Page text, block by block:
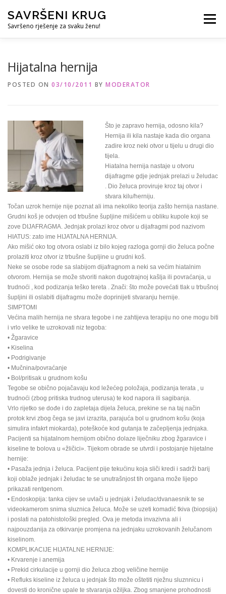
content
SAVRŠENI KRUG
Savršeno rješenje za svaku ženu!
Menu
Hijatalna hernija
POSTED ON 03/10/2011 BY MODERATOR
Što je zapravo hernija, odosno kila?
Hernija ili kila nastaje kada dio organa
zadire kroz neki otvor u tijelu u drugi dio
tijela.
Hiatalna hernija nastaje u otvoru
dijafragme gdje jednjak prelazi u želudac
. Dio želuca proviruje kroz taj otvor i
stvara kilu/herniju.
Točan uzrok hernije nije poznat ali ima nekoliko teorija zašto hernija nastane.
Grudni koš je odvojen od trbušne šupljine mišićem u obliku kupole koji se
zove DIJAFRAGMA. Jednjak prolazi kroz otvor u dijafragmi pod nazivom
HIATUS: zato ime HIJATALNA HERNIJA.
Ako mišić oko tog otvora oslabi iz bilo kojeg razloga gornji dio želuca počne
prolaziti kroz otvor iz trbušne šupljine u grudni koš.
Neke se osobe rode sa slabijom dijafragnom a neki sa većim hiatalnim
otvorom. Hernija se može stvoriti nakon dugotrajnoj kašlja ili povraćanja, u
trudnoći , kod podizanja teško tereta . Znači: što može povećati tlak u trbušnoj
šupljini ili oslabiti dijafragmu može doprinijeti stvaranju hernije.
SIMPTOMI
Većina malih hernija ne stvara tegobe i ne zahtijeva terapiju no one mogu biti
i vrlo velike te uzrokovati niz tegoba:
• Žgaravice
• Kiselina
• Podrigivanje
• Mučnina/povraćanje
• Bol/pritisak u grudnom košu
Tegobe se obično pojačavaju kod ležećeg položaja, podizanja terata , u
trudnoći (zbog pritiska trudnog uterusa) te kod napora ili sagibanja.
Vrlo rijetko se dođe i do zapletaja dijela želuca, prekine se na taj način
protok krvi zbog čega se javi izrazita, parajuća bol u grudnom košu (koja
simulira infakrt miokarda), poteškoće kod gutanja te začepljenja jednjaka.
Pacijenti sa hijatalnom hernijom obično dolaze liječniku zbog žgaravice i
kiseline te bolova u «žličici». Tijekom obrade se utvrdi i postojanje hijetalne
hernije:
• Pasaža jednja i želuca. Pacijent pije tekućinu koja sliči kredi i sadrži barij
koji oblaže jednjak i želudac te se unutrašnjost tih organa može lijepo
prikazati rentgenom.
• Endoskopija: tanka cijev se uvlači u jednjak i želudac/dvanaesnik te se
videokamerom snima sluznica želuca. Može se uzeti komadić tkiva (biopsija)
i poslati na patohistološki pregled. Ova je metoda invazivna ali i
najpouzdanija za otkirvanje promjena na jednjaku uzrokovanih želučanom
kiselinom.
KOMPLIKACIJE HIJATALNE HERNIJE:
• Krvarenje i anemija
• Prekid cirkulacije u gornji dio želuca zbog veličine hernije
• Refluks kiseline iz želuca u jednjak što može oštetiti nježnu sluznnicu i
dovesti do kronične upale te stvaranja ožiljka. Zbog smanjene prohodnosti